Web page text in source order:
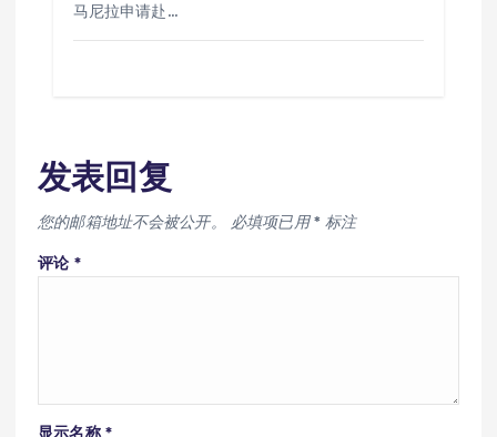
马尼拉申请赴…
发表回复
您的邮箱地址不会被公开。 必填项已用* 标注
评论 *
显示名称 *